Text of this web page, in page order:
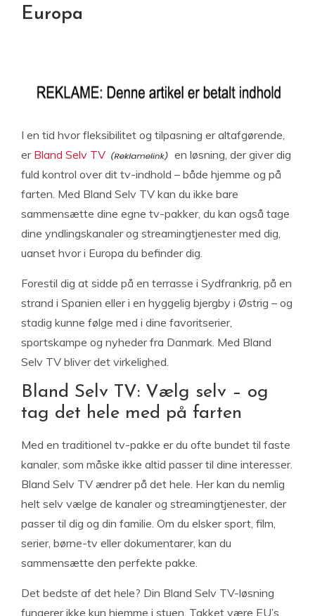
Europa
I en tid hvor fleksibilitet og tilpasning er altafgørende,
er Bland Selv TV
en løsning, der giver dig
fuld kontrol over dit tv-indhold – både hjemme og på
farten. Med Bland Selv TV kan du ikke bare
sammensætte dine egne tv-pakker, du kan også tage
dine yndlingskanaler og streamingtjenester med dig,
uanset hvor i Europa du befinder dig.
Forestil dig at sidde på en terrasse i Sydfrankrig, på en
strand i Spanien eller i en hyggelig bjergby i Østrig – og
stadig kunne følge med i dine favoritserier,
sportskampe og nyheder fra Danmark. Med Bland
Selv TV bliver det virkelighed.
Bland Selv TV: Vælg selv – og
tag det hele med på farten
Med en traditionel tv-pakke er du ofte bundet til faste
kanaler, som måske ikke altid passer til dine interesser.
Bland Selv TV ændrer på det hele. Her kan du nemlig
helt selv vælge de kanaler og streamingtjenester, der
passer til dig og din familie. Om du elsker sport, film,
serier, børne-tv eller dokumentarer, kan du
sammensætte den perfekte pakke.
Det bedste af det hele? Din Bland Selv TV-løsning
fungerer ikke kun hjemme i stuen. Takket være EU’s